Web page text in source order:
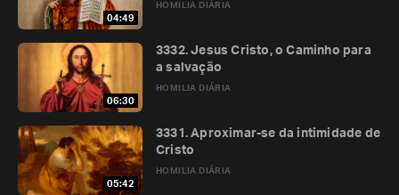
04:49
HOMILIA DIÁRIA
06:30
HOMILIA DIÁRIA
3332. Jesus Cristo, o Caminho para
a salvação
05:42
HOMILIA DIÁRIA
3331. Aproximar-se da intimidade de
Cristo